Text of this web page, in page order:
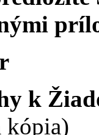
k
kópia)